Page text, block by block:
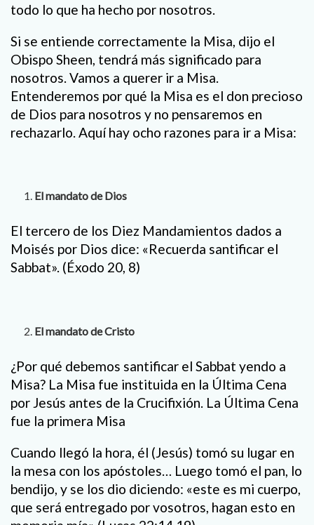
todo lo que ha hecho por nosotros.
Si se entiende correctamente la Misa, dijo el
Obispo Sheen, tendrá más significado para
nosotros. Vamos a querer ir a Misa.
Entenderemos por qué la Misa es el don precioso
de Dios para nosotros y no pensaremos en
rechazarlo. Aquí hay ocho razones para ir a Misa:
El mandato de Dios
El tercero de los Diez Mandamientos dados a
Moisés por Dios dice: «Recuerda santificar el
Sabbat». (Éxodo 20, 8)
El mandato de Cristo
¿Por qué debemos santificar el Sabbat yendo a
Misa? La Misa fue instituida en la Última Cena
por Jesús antes de la Crucifixión. La Última Cena
fue la primera Misa
Cuando llegó la hora, él (Jesús) tomó su lugar en
la mesa con los apóstoles… Luego tomó el pan, lo
bendijo, y se los dio diciendo: «este es mi cuerpo,
que será entregado por vosotros, hagan esto en